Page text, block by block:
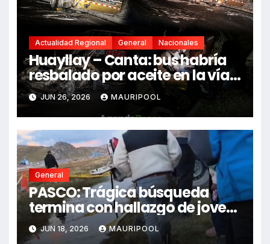
Actualidad Regional General Nacionales
Huayllay – Canta: bus habría
resbalado por aceite en la vía e
impactó auto siniestrado
dejando dos fallecidos
JUN 26, 2026 MAURIPOOL
General
PASCO: Trágica búsqueda
termina con hallazgo de joven
sin vida en Rancas
JUN 18, 2026 MAURIPOOL